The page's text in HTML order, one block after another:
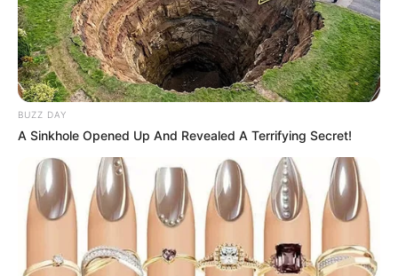
BUZZ DAY
A Sinkhole Opened Up And Revealed A Terrifying Secret!